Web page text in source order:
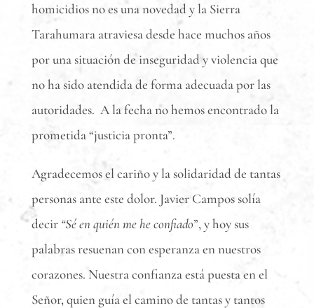
homicidios no es una novedad y la Sierra
Tarahumara atraviesa desde hace muchos años
por una situación de inseguridad y violencia que
no ha sido atendida de forma adecuada por las
autoridades. A la fecha no hemos encontrado la
prometida “justicia pronta”.
Agradecemos el cariño y la solidaridad de tantas
personas ante este dolor. Javier Campos solía
decir “Sé en quién me he confiado”, y hoy sus
palabras resuenan con esperanza en nuestros
corazones. Nuestra confianza está puesta en el
Señor, quien guía el camino de tantas y tantos